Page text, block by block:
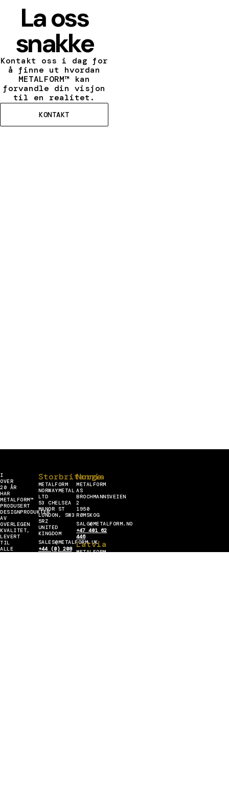
La oss
snakke
Kontakt oss i dag for
å finne ut hvordan
METALFORM™ kan
forvandle din visjon
til en realitet.
KONTAKT
I
OVER
20 ÅR
HAR
METALFORM™
PRODUSERT
DESIGNPRODUKTER
AV
OVERLEGEN
KVALITET,
LEVERT
TIL
ALLE
Storbritannia
METALFORM
NORWAYMETAL
LTD
53 CHELSEA
MANOR ST
LONDON, SW3
5RZ
UNITED
KINGDOM
SALES@METALFORM.UK
+44 (0) 208
Norge
METALFORM
AS
BROCHMANNSVEIEN
2
1950
RØMSKOG
SALG@METALFORM.NO
+47 401 62
446
Latvia
METALFORM